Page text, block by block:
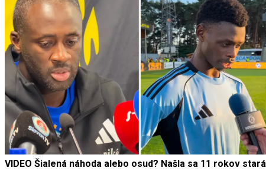
VIDEO Šialená náhoda alebo osud? Našla sa 11 rokov stará